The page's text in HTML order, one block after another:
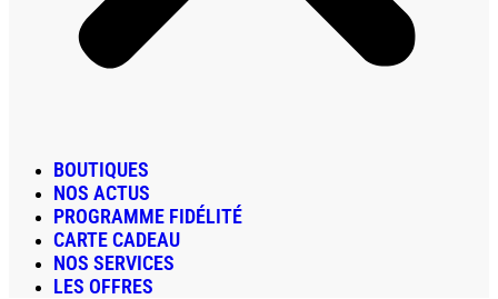
BOUTIQUES
NOS ACTUS
PROGRAMME FIDÉLITÉ
CARTE CADEAU
NOS SERVICES
LES OFFRES